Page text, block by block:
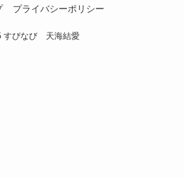
プライバシーポリシー
すぴなび 天海結愛